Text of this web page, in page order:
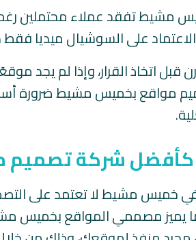
مشيط تفقد عملاء محتملين
على السوشيال ميديا
قبل اتخاذ القرار، وإذا لم يجد
مواقع بخميس مشيط ضرورة
كأفضل شركة
خميس مشيط لا تعتمد على
يميز مصممي المواقع بخميس